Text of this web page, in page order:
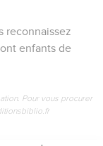
reconnaissez
enfants de
Pour vous procurer